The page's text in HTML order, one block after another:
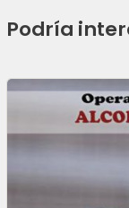
Podría